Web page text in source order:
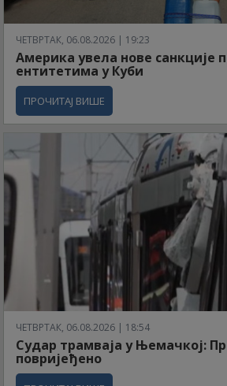
ЧЕТВРТАК, 06.08.2026 | 19:23
Америка увела нове санкције
ентитетима у Куби
ПРОЧИТАЈ ВИШЕ
ЧЕТВРТАК, 06.08.2026 | 18:54
Судар трамваја у Њемачкој:
повријеђено